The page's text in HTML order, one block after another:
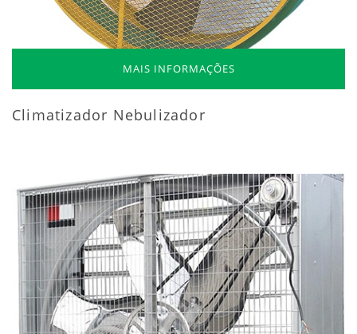
MAIS INFORMAÇÕES
Climatizador Nebulizador